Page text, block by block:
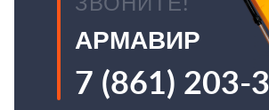
ЗВОНИТЕ!
АРМАВИР
7 (861) 203-